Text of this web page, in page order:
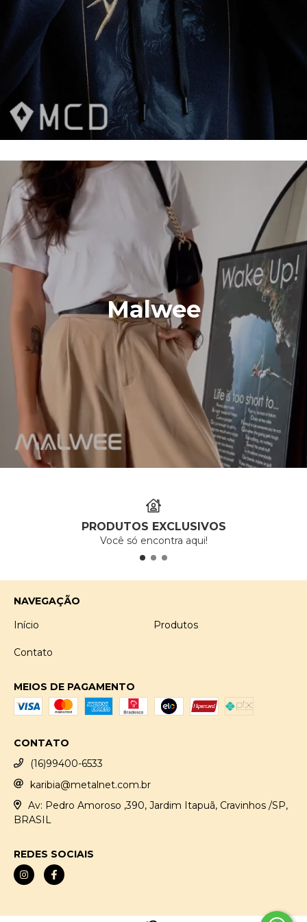
Malwee
PRODUTOS EXCLUSIVOS
Você só encontra aqui!
NAVEGAÇÃO
Início
Produtos
Contato
MEIOS DE PAGAMENTO
CONTATO
(16)99400-6533
karibia@metalnet.com.br
Av: Pedro Amoroso ,390, Jardim Itapuã, Cravinhos /SP,
BRASIL
REDES SOCIAIS